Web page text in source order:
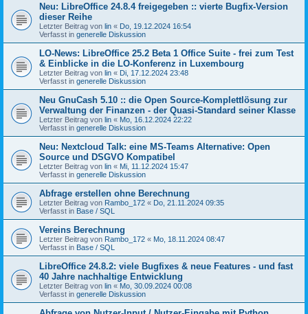
Neu: LibreOffice 24.8.4 freigegeben :: vierte Bugfix-Version
dieser Reihe
Letzter Beitrag von lin « Do, 19.12.2024 16:54
Verfasst in generelle Diskussion
LO-News: LibreOffice 25.2 Beta 1 Office Suite - frei zum Test
& Einblicke in die LO-Konferenz in Luxembourg
Letzter Beitrag von lin « Di, 17.12.2024 23:48
Verfasst in generelle Diskussion
Neu GnuCash 5.10 :: die Open Source-Komplettlösung zur
Verwaltung der Finanzen - der Quasi-Standard seiner Klasse
Letzter Beitrag von lin « Mo, 16.12.2024 22:22
Verfasst in generelle Diskussion
Neu: Nextcloud Talk: eine MS-Teams Alternative: Open
Source und DSGVO Kompatibel
Letzter Beitrag von lin « Mi, 11.12.2024 15:47
Verfasst in generelle Diskussion
Abfrage erstellen ohne Berechnung
Letzter Beitrag von Rambo_172 « Do, 21.11.2024 09:35
Verfasst in Base / SQL
Vereins Berechnung
Letzter Beitrag von Rambo_172 « Mo, 18.11.2024 08:47
Verfasst in Base / SQL
LibreOffice 24.8.2: viele Bugfixes & neue Features - und fast
40 Jahre nachhaltige Entwicklung
Letzter Beitrag von lin « Mo, 30.09.2024 00:08
Verfasst in generelle Diskussion